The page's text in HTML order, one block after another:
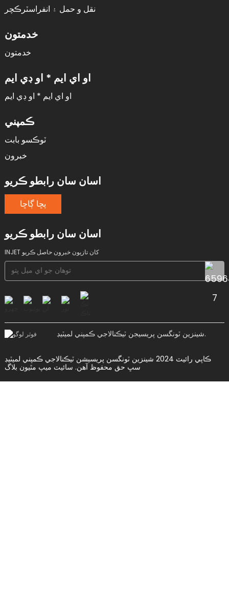
نقل و حمل ۽ انفراسٽرڪچر
خدمتون
خدمتون
او اي ايم * او ڊي ايم
او اي ايم * او ڊي ايم
ڪمپني
ٽوڪسو بابت
خبرون
اسان سان رابطو ڪريو
پڇا ڳاڇا
اسان سان رابطو ڪريو
INJET کان تازيون خبرون حاصل ڪريو
شينزين ٽونگسن پريسيجن ٽيڪنالاجي ڪمپني لميٽيڊ.
ڪاپي رائيٽ 2024 شينزين ٽونگسن پريسيشن ٽيڪنالاجي ڪمپني لميٽيڊ
سڀ حق محفوظ آهن. سائيٽ ميپ مٿيون بلاگ